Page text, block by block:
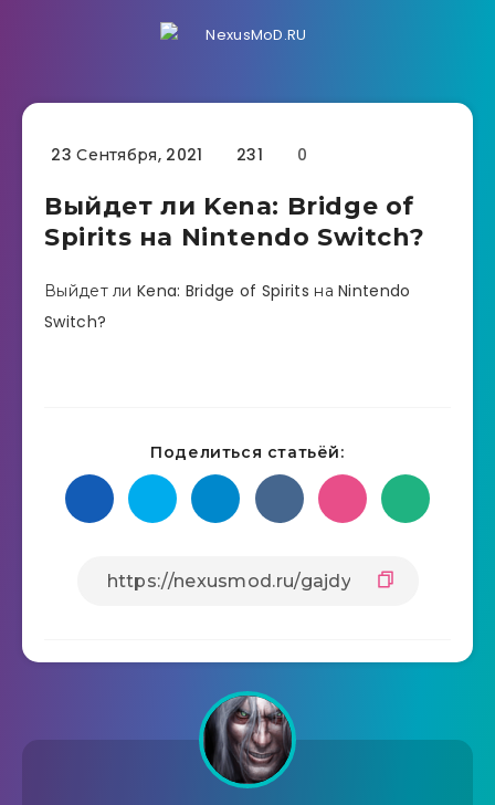
23 Сентября, 2021 231 0
Выйдет ли Kena: Bridge of
Spirits на Nintendo Switch?
Выйдет ли Kena: Bridge of Spirits на Nintendo
Switch?
Поделиться статьёй: